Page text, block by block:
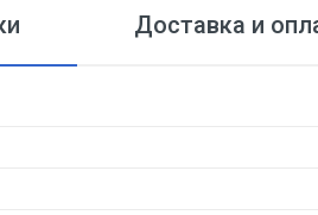
Доставка и